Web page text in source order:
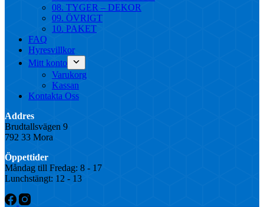
08. TYGER – DEKOR
09. ÖVRIGT
10. PAKET
FAQ
Hyresvillkor
Mitt konto
Varukorg
Kassan
Kontakta Oss
Addres
Brudtallsvägen 9
792 33 Mora
Öppettider
Måndag till Fredag: 8 - 17
Lunchstängt: 12 - 13